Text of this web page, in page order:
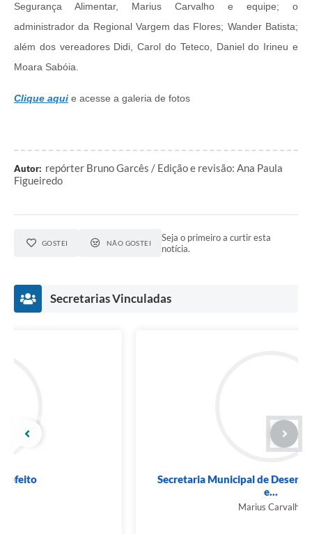
Segurança Alimentar, Marius Carvalho e equipe; o
administrador da Regional Vargem das Flores; Wander Batista;
além dos vereadores Didi, Carol do Teteco, Daniel do Irineu e
Moara Sabóia.
Clique aqui e acesse a galeria de fotos
Autor: repórter Bruno Garcês / Edição e revisão: Ana Paula
Figueiredo
GOSTEI NÃO GOSTEI
Seja o primeiro a curtir esta
notícia.
Secretarias Vinculadas
Secretaria Municipal de Desenvolvimento Social